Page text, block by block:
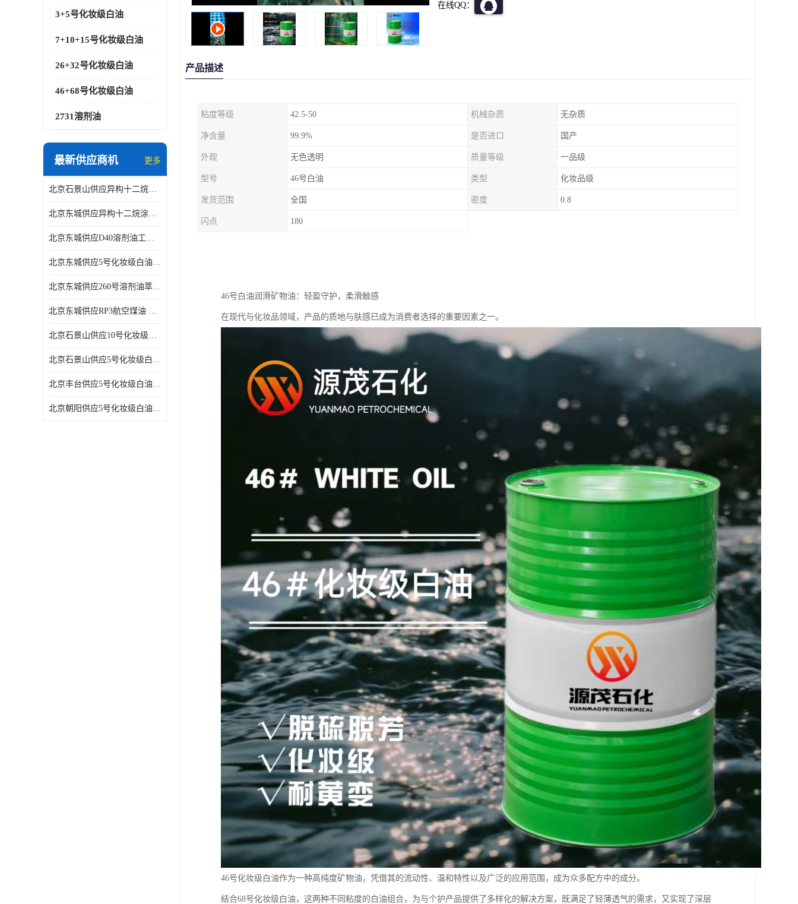
3+5号化妆级白油
7+10+15号化妆级白油
26+32号化妆级白油
46+68号化妆级白油
2731溶剂油
最新供应商机 更多
北京石景山供应异构十二烷香精助剂
北京东城供应异构十二烷涂料胶粘油墨稀释剂
北京东城供应D40溶剂油工业金属清洗
北京东城供应5号化妆级白油钻井液润滑剂
北京东城供应260号溶剂油萃取溶剂油金属萃取剂
北京东城供应RP3航空煤油 高含量国标工业级航空煤油燃料油 无色透明
北京石景山供应10号化妆级白油高精密机械润滑油
北京石景山供应5号化妆级白油缝纫机油 设备润滑油
北京丰台供应5号化妆级白油纤维与织物柔软光亮
北京朝阳供应5号化妆级白油纺织时的润滑剂
在线QQ：
产品描述
粘度等级 42.5-50 机械杂质 无杂质
净含量 99.9% 是否进口 国产
外观 无色透明 质量等级 一品级
型号 46号白油 类型 化妆品级
发货范围 全国 密度 0.8
闪点 180
46号白油润滑矿物油：轻盈守护，柔滑触感
在现代与化妆品领域，产品的质地与肤感已成为消费者选择的重要因素之一。
46号化妆级白油作为一种高纯度矿物油，凭借其的流动性、温和特性以及广泛的应用范围，成为众多配方中的成分。
结合68号化妆级白油，这两种不同粘度的白油组合，为与个护产品提供了多样化的解决方案，既满足了轻薄透气的需求，又实现了深层